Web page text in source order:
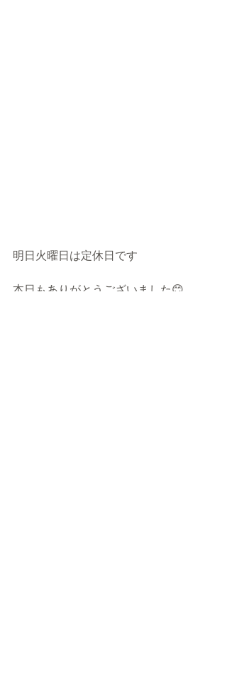
明日火曜日は定休日です
本日もありがとうございました😊